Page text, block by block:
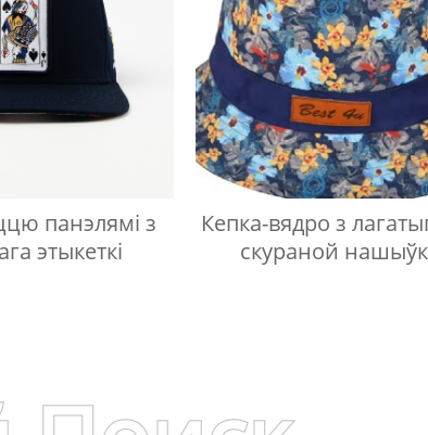
панэлямі з
этыкеткі
Кепка-вядро з
скураной